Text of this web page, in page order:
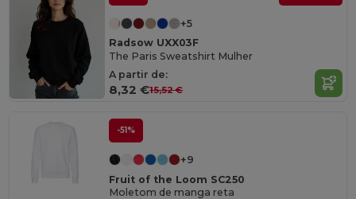
+5
Radsow UXX03F
The Paris Sweatshirt Mulher
A partir de:
8,32 €15,52 €
-51%
+9
Fruit of the Loom SC250
Moletom de manga reta